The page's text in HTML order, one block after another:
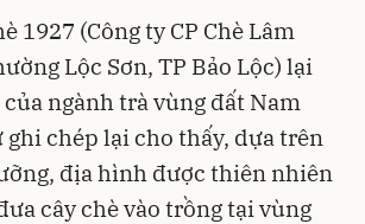
1927 (Công ty CP Chè Lâm
Lộc Sơn, TP Bảo Lộc) lại
ngành trà vùng đất Nam
chép lại cho thấy, dựa trên
địa hình được thiên nhiên
cây chè vào trồng tại vùng